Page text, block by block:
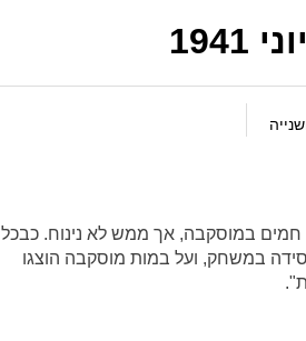
בשנה, לפני 81 שנה בדיוק, היה יום חמים במוסקבה, אך ממש לא נינוח. כבכל
במשחק, ועל במות מוסקבה הוצגו